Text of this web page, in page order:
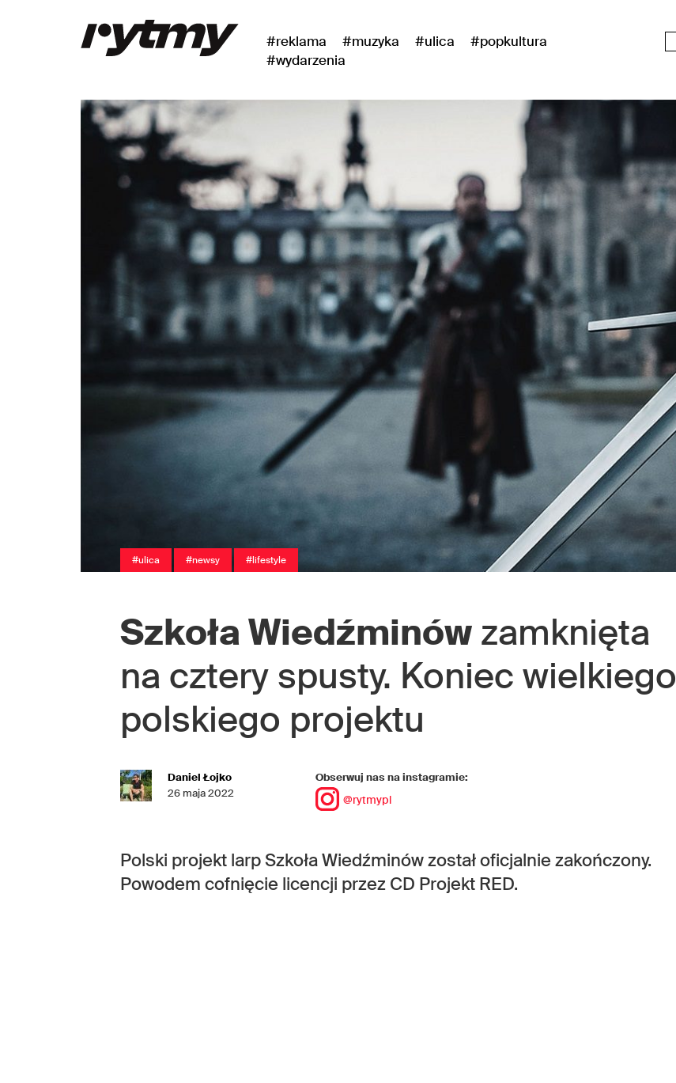
#reklama #muzyka #ulica
#popkultura
#wydarzenia
#ulica #newsy #lifestyle
Szkoła Wiedźminów zamknięta
na cztery spusty. Koniec wielkiego
polskiego projektu
Daniel Łojko
26 maja 2022
Obserwuj nas na instagramie:
@rytmypl
Polski projekt larp Szkoła Wiedźminów został oficjalnie zakończony.
Powodem cofnięcie licencji przez CD Projekt RED.